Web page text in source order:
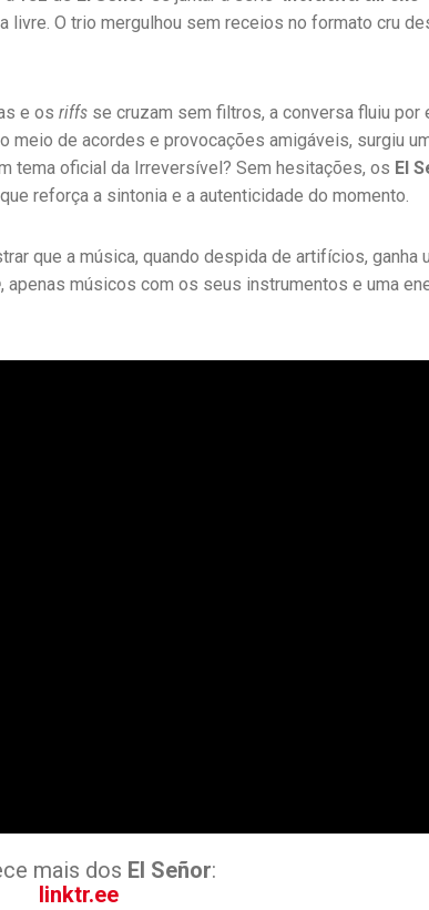
O trio mergulhou sem receios no formato cru
e os riffs se cruzam sem filtros, a conversa fluiu por
meio de acordes e provocações amigáveis, surgiu
tema oficial da Irreversível? Sem hesitações, os El
reforça a sintonia e a autenticidade do momento.
que a música, quando despida de artifícios, ganha
, apenas músicos com os seus instrumentos e uma
mais dos El Señor:
linktr.ee